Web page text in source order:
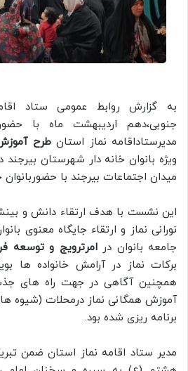
به گزارش روابط عمومی ستاد
جنوبی،دهم اردیبهشت ماه با
مدیرستاداقامه نماز استانطرح
ویژه بانوان خانه دار شهرستان
میدان اجتماعات بیرجند با حضوربانوان
این نشست با هدف ارتقاء دانش و
نورانی نماز و ارتقاء جایگاه معنوی
جامعه بانوان در امرترویج و توسعه
برکات نماز در آرامش خانواده ها
همچنین آگاهی در جهت راه های
آموزش همگانی نماز درمحلات (شیوه
برنامه ریزی شده بود.
مدیر ستاد اقامه نماز استان ضمن